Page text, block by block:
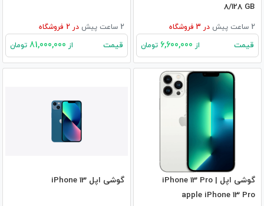
8/128 GB
2 ساعت پیش در فروشگاه
قیمت از تومان
2 ساعت پیش در فروشگاه
قیمت از تومان
گوشی اپل iPhone 13 Pro |
apple iPhone 13 Pro
گوشی اپل iPhone 13